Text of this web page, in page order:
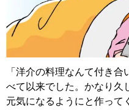
「洋介の料理なんて付き
べて以来でした。かなり久
元気になるようにと作って